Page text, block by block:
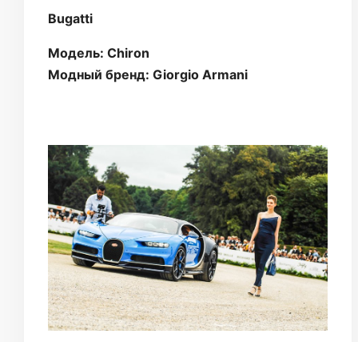
Bugatti
Модель: Chiron
Модный бренд: Giorgio Armani